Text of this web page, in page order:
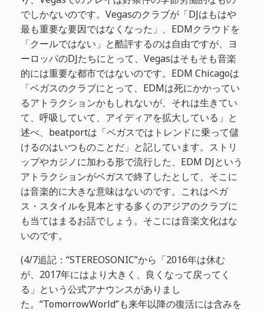
でしかないのです。Vegasのクラブが「DJはもはや
最も重要な要因ではなくなった」、EDMクラウドを
「クールではない」と酷評するのは自由ですが、ヨ
ーロッパのDJたちにとって、Vegasはそもそも音楽
的には重要な都市ではないのです。EDM Chicagoは
「ベガスのクラブにとって、EDMは死にかかってい
るアトラクションかもしれないが、それは生きてい
て、呼吸していて、アイディアを拡大している」と
述べ、beatportは「ベガスではトレンドに乗って儲
けるのはいつものことだ」と記しています。ストリ
ップやカジノに加わる形で流行した、EDM DJという
アトラクションがベガスで終了したとして、そこに
は音楽的に大きな意味はないのです。これはベガ
ス・スタイルを見本とする多くのアジアのクラブに
も当てはまるお話でしょう。そこには音楽文化はな
いのです。
(4/7追記：“STEREOSONIC”から「2016年は休む
が、2017年にはより大きく、良くなって戻ってく
る」という公式アナウンスがありまし
た。“TomorrowWorld”も来年以降の復活には含みを